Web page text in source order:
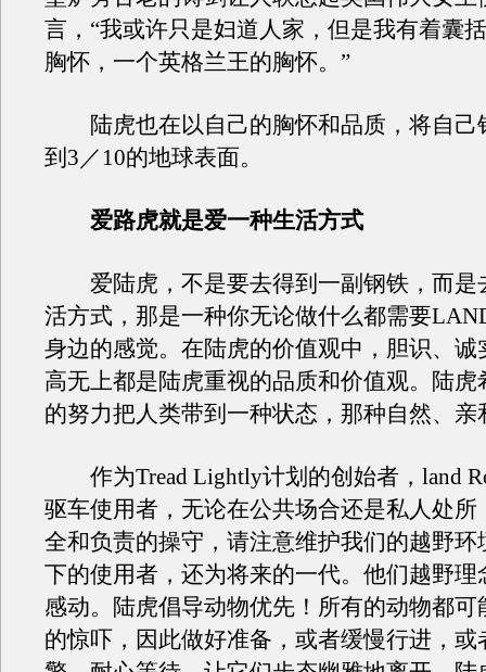
言，“我或许只是妇道人家，但是我有着囊
胸怀，一个英格兰王的胸怀。”
陆虎也在以自己的胸怀和品质，将自己
到3／10的地球表面。
爱路虎就是爱一种生活方式
爱陆虎，不是要去得到一副钢铁，而是
活方式，那是一种你无论做什么都需要
身边的感觉。在陆虎的价值观中，胆识、诚
高无上都是陆虎重视的品质和价值观。陆虎
的努力把人类带到一种状态，那种自然、亲
作为Tread Lightly计划的创始者，land
驱车使用者，无论在公共场合还是私人处所
全和负责的操守，请注意维护我们的越野环
下的使用者，还为将来的一代。他们越野理
感动。陆虎倡导动物优先！所有的动物都可
的惊吓，因此做好准备，或者缓慢行进，或